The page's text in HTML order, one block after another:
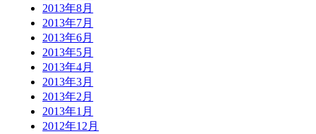
2013年8月
2013年7月
2013年6月
2013年5月
2013年4月
2013年3月
2013年2月
2013年1月
2012年12月